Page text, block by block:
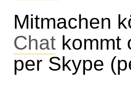
Mitmachen
Chat kommt
per Skype